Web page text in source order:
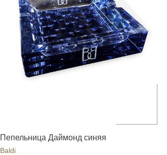
Пепельница Даймонд синяя
Baldi